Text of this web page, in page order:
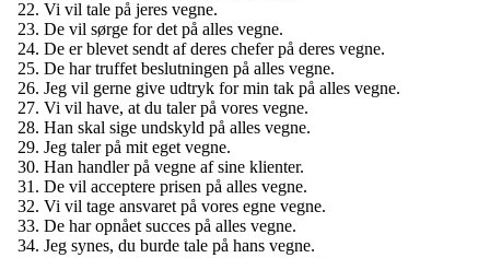
Vi vil tale på jeres vegne.
De vil sørge for det på alles vegne.
De er blevet sendt af deres chefer på deres vegne.
De har truffet beslutningen på alles vegne.
Jeg vil gerne give udtryk for min tak på alles vegne.
Vi vil have, at du taler på vores vegne.
Han skal sige undskyld på alles vegne.
Jeg taler på mit eget vegne.
Han handler på vegne af sine klienter.
De vil acceptere prisen på alles vegne.
Vi vil tage ansvaret på vores egne vegne.
De har opnået succes på alles vegne.
Jeg synes, du burde tale på hans vegne.